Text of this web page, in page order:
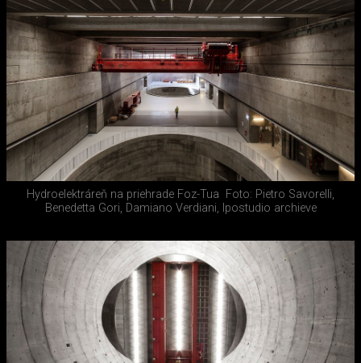
Hydroelektráreň na priehrade Foz-Tua
Foto: Pietro Savorelli,
Benedetta Gori, Damiano Verdiani, Ipostudio archieve